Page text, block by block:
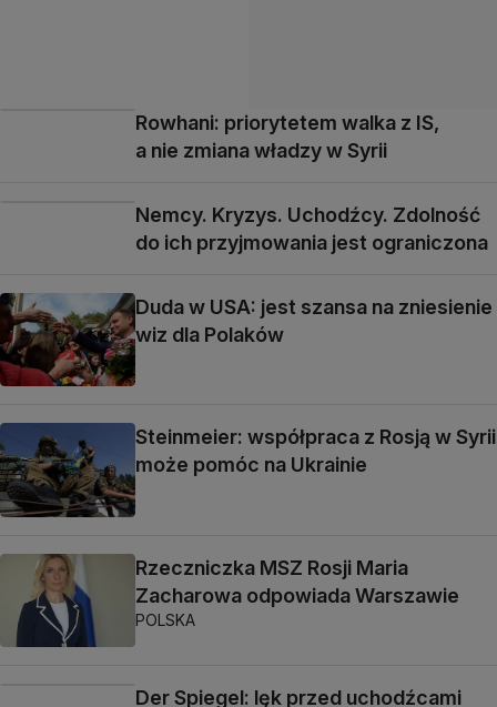
Rowhani: priorytetem walka z IS,
a nie zmiana władzy w Syrii
Nemcy. Kryzys. Uchodźcy. Zdolność
do ich przyjmowania jest ograniczona
Duda w USA: jest szansa na zniesienie
wiz dla Polaków
Steinmeier: współpraca z Rosją w Syrii
może pomóc na Ukrainie
Rzeczniczka MSZ Rosji Maria
Zacharowa odpowiada Warszawie
POLSKA
Der Spiegel: lęk przed uchodźcami